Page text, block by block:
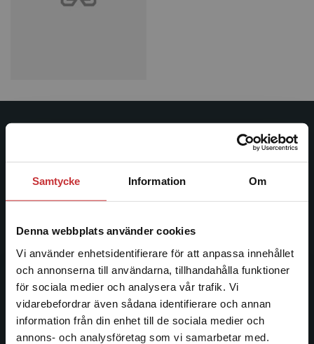
Samtycke Information Om
Denna webbplats använder cookies
Vi använder enhetsidentifierare för att anpassa innehållet
och annonserna till användarna, tillhandahålla funktioner
för sociala medier och analysera vår trafik. Vi
vidarebefordrar även sådana identifierare och annan
information från din enhet till de sociala medier och
annons- och analysföretag som vi samarbetar med.
Begränsad fraktregion
ledande utbildningsförlag. Med läromedel, kurslitteratur,
facklitteratur, utbildningar och digitala
längs hela kunskapsresan.
Kontakta oss
Kontakta oss
046-31 20 00